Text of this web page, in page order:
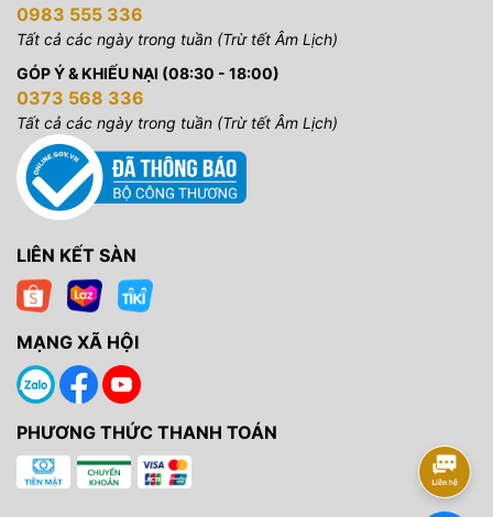
0983 555 336
Tất cả các ngày trong tuần (Trừ tết Âm Lịch)
GÓP Ý & KHIẾU NẠI (08:30 - 18:00)
0373 568 336
Tất cả các ngày trong tuần (Trừ tết Âm Lịch)
LIÊN KẾT SÀN
MẠNG XÃ HỘI
PHƯƠNG THỨC THANH TOÁN